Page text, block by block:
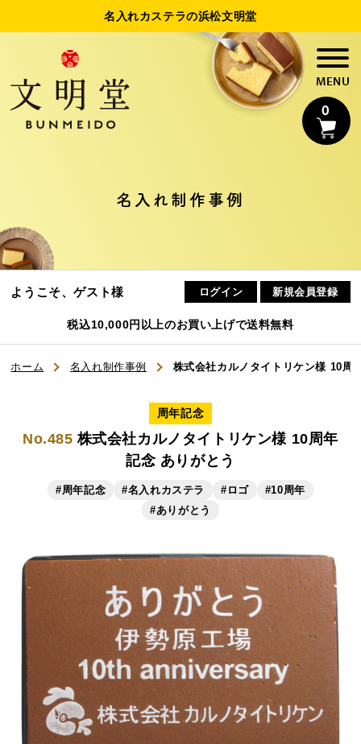
名入れカステラの浜松文明堂
0
制作事例
浜松文明堂について
初めてのお客様へ
よくある質問
お知らせ
商品一覧
名入れカステラ（オリジナル）
好きな文字とイラスト
名入れ制作事例
税込10,000円以上のお買い上げで送料無料
ようこそ、ゲスト様 ログイン 新規会員登録
ホーム 名入れ制作事例 株式会社カルノタイトリケン様 10周
周年記念
No.485 株式会社カルノタイトリケン様 10周年
記念 ありがとう
#周年記念 #名入れカステラ #ロゴ
#10周年
#ありがとう